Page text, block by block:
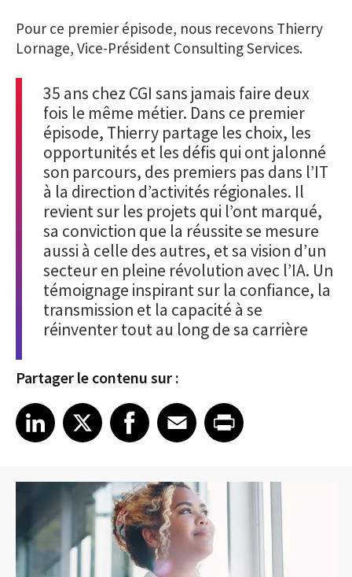
Pour ce premier épisode, nous recevons Thierry
Lornage, Vice-Président Consulting Services.
35 ans chez CGI sans jamais faire deux
fois le même métier. Dans ce premier
épisode, Thierry partage les choix, les
opportunités et les défis qui ont jalonné
son parcours, des premiers pas dans l’IT
à la direction d’activités régionales. Il
revient sur les projets qui l’ont marqué,
sa conviction que la réussite se mesure
aussi à celle des autres, et sa vision d’un
secteur en pleine révolution avec l’IA. Un
témoignage inspirant sur la confiance, la
transmission et la capacité à se
réinventer tout au long de sa carrière
Partager le contenu sur :
Share article on LinkedIn
LinkedIn
Share article on XShare article on Facebook
Facebook
Share article on Email
EmailShare article on Print